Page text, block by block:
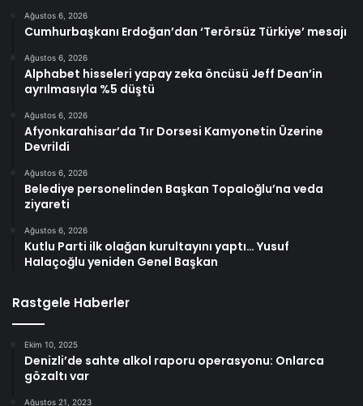
Ağustos 6, 2026
Cumhurbaşkanı Erdoğan’dan ‘Terörsüz Türkiye’ mesajı
Ağustos 6, 2026
Alphabet hisseleri yapay zeka öncüsü Jeff Dean’in
ayrılmasıyla %5 düştü
Ağustos 6, 2026
Afyonkarahisar’da Tır Dorsesi Kamyonetin Üzerine
Devrildi
Ağustos 6, 2026
Belediye personelinden Başkan Topaloğlu’na veda
ziyareti
Ağustos 6, 2026
Kutlu Parti ilk olağan kurultayını yaptı… Yusuf
Halaçoğlu yeniden Genel Başkan
Rastgele Haberler
Ekim 10, 2025
Denizli’de sahte alkol raporu operasyonu: Onlarca
gözaltı var
Ağustos 21, 2023